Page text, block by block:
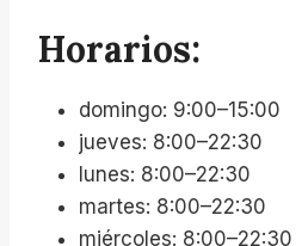
Horarios:
domingo: 9:00–15:00
jueves: 8:00–22:30
lunes: 8:00–22:30
martes: 8:00–22:30
miércoles: 8:00–22:30